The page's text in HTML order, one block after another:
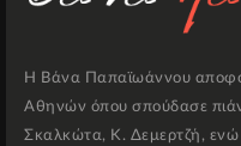
Η Βάνα Παπαϊωάννου
Αθηνών όπου σπούδασε
Σκαλκώτα, Κ. Δεμερτζή, ενώ